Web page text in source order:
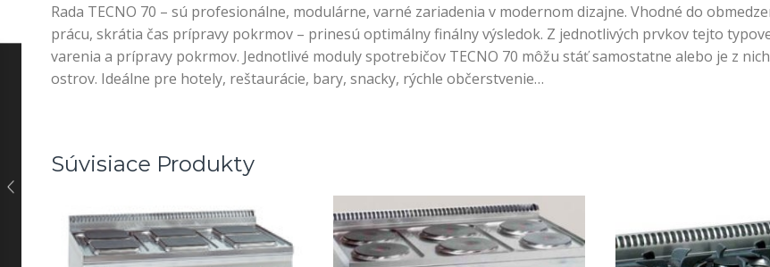
Rada TECNO 70 – sú profesionálne, modulárne, varné zariadenia v modernom dizajne. Vhodné do
prácu, skrátia čas prípravy pokrmov – prinesú optimálny finálny výsledok. Z jednotlivých prvkov tejto
varenia a prípravy pokrmov. Jednotlivé moduly spotrebičov TECNO 70 môžu stáť samostatne alebo je z
ostrov. Ideálne pre hotely, reštaurácie, bary, snacky, rýchle občerstvenie…
Súvisiace Produkty